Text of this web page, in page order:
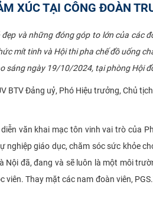
XÚC TẠI CÔNG ĐOÀN
và những đóng góp to lớn của các
mít tinh và Hội thi pha chế đồ uống
ngày 19/10/2024, tại phòng Hội
BTV Đảng uỷ, Phó Hiệu trưởng, Chủ
văn khai mạc tôn vinh vai trò của
giáo dục, chăm sóc sức khỏe
đã, đang và sẽ luôn là một môi
Thay mặt các nam đoàn viên,